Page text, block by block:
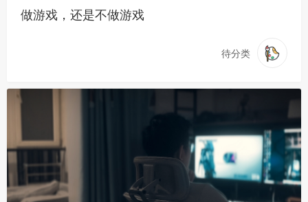
做游戏，还是不做游戏
待分类